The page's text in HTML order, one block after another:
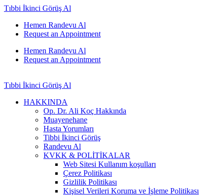
Tıbbi İkinci Görüş Al
Hemen Randevu Al
Request an Appointment
Hemen Randevu Al
Request an Appointment
Tıbbi İkinci Görüş Al
HAKKINDA
Op. Dr. Ali Koç Hakkında
Muayenehane
Hasta Yorumları
Tibbi İkinci Görüş
Randevu Al
KVKK & POLİTİKALAR
Web Sitesi Kullanım koşulları
Çerez Politikası
Gizlilik Politikası
Kişisel Verileri Koruma ve İşleme Politikası